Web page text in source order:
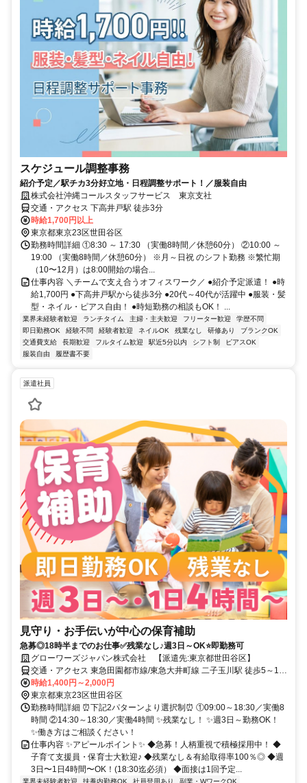
スケジュール調整事務
紹介予定／駅チカ3分好立地・日程調整サポート！／服装自由
株式会社沖縄コールスタッフサービス 東京支社
交通・アクセス 下高井戸駅 徒歩3分
時給1,700円以上
東京都東京23区世田谷区
勤務時間詳細 ①8:30 ～ 17:30 （実働8時間／休憩60分） ②10:00 ～
19:00 （実働8時間／休憩60分） ※月～日祝 のシフト勤務 ※繁忙期
（10〜12月）は8:00開始の場合...
仕事内容 ＼チームで支え合うオフィスワーク／ ●紹介予定派遣！ ●時
給1,700円 ●下高井戸駅から徒歩3分 ●20代～40代が活躍中 ●服装・髪
型・ネイル・ピアス自由！ ●時短勤務の相談もOK！ ...
業界未経験者歓迎 ランチタイム 主婦・主夫歓迎 フリーター歓迎
学歴不問
即日勤務OK
経験不問 経験者歓迎 ネイルOK 残業なし 研修あり
ブランクOK
交通費支給
長期歓迎 フルタイム歓迎 駅近5分以内 シフト制
ピアスOK
服装自由
履歴書不要
派遣社員
見守り・お手伝いが中心の保育補助
急募◎18時半までのお仕事✅残業なし♪週3日～OK⭐即勤務可
グローワーズジャパン株式会社 【派遣先:東京都世田谷区】
交通・アクセス 東急田園都市線/東急大井町線 二子玉川駅 徒歩5～10
分 【交通費：規定支給】
時給1,400円～2,000円
東京都東京23区世田谷区
勤務時間詳細 ⏰下記2パターンより選択制⏰ ①09:00～18:30／実働8
時間 ②14:30～18:30／実働4時間 ✨残業なし！ ✨週3日～勤務OK！
✨働き方はご相談ください！
仕事内容 ✨アピールポイント✨ ◆急募！人柄重視で積極採用中！ ◆
子育て支援員・保育士大歓迎♪ ◆残業なし＆有給取得率100％◎ ◆週
3日〜1日4時間〜OK！(18:30迄必須） ◆面接は1回予定...
業界未経験者歓迎 扶養内勤務OK 社員登用あり
副業・WワークOK